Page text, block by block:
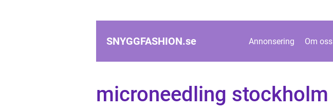
SNYGGFASHION.se Annonsering Om oss
microneedling stockholm